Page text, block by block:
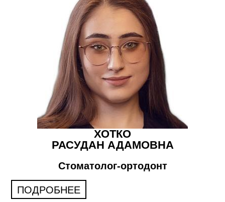
ХОТКО
РАСУДАН АДАМОВНА
Стоматолог-ортодонт
ПОДРОБНЕЕ